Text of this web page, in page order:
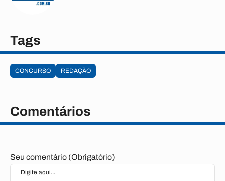
Tags
CONCURSO REDAÇÃO
Comentários
Seu comentário (Obrigatório)